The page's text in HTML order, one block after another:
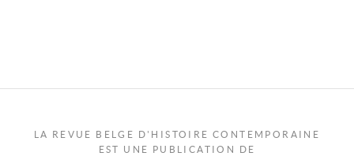
LA REVUE BELGE D'HISTOIRE CONTEMPORAINE
EST UNE PUBLICATION DE